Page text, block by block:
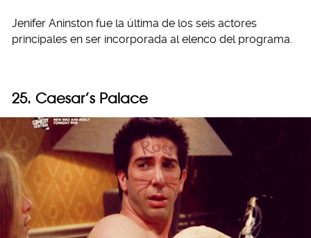
Jenifer Aninston fue la última de los seis actores
principales en ser incorporada al elenco del programa.
25. Caesar’s Palace